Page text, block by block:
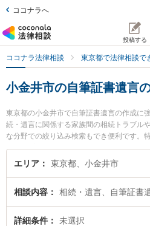
ココナラへ
投稿する
ココナラ法律相談 東京都で法律相談で
小金井市の自筆証書遺言
東京都の小金井市で自筆証書遺言の作成に
続・遺言に関係する家族間の相続トラブル
な分野での絞り込み検索もでき便利です。
護士のプロフィール情報や弁護士費用、強
井市で土日や夜間に発生した自筆証書遺言
井市内の弁護士に相談予約したい』などで
す。
エリア 東京都、小金井市
相談内容 相続・遺言、自筆証書
詳細条件 未選択